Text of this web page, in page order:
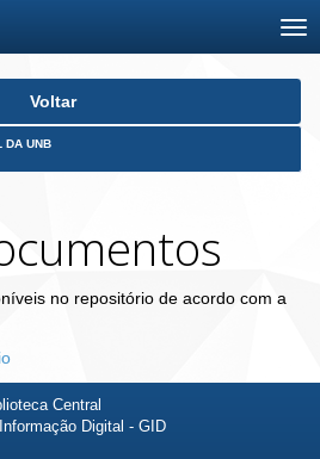
Voltar
DA UNB
no repositório de acordo com a
Central
Digital - GID